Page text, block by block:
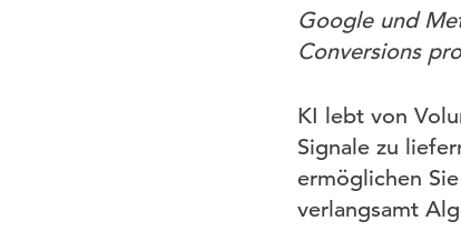
Google und
Conversions
KI lebt von
Signale zu
ermöglichen
verlangsamt